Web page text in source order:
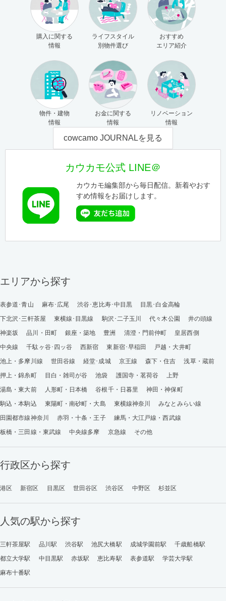
購入に関する
情報
ライフスタイル
別物件選び
おすすめ
エリア紹介
物件・建物
情報
お金に関する
情報
リノベーション
情報
cowcamo JOURNALを見る
カウカモ公式 LINE＠
カウカモ編集部から毎日配信。新着やおす
すめ情報をお届けします。
エリアから探す
表参道･青山 麻布･広尾 渋谷･恵比寿･中目黒
目黒･白金高輪
下北沢･三軒茶屋
東横線･目黒線 駒沢･二子玉川 代々木公園
井の頭線
神楽坂
品川・田町 銀座・築地 豊洲 清澄・門前仲町
皇居西側
中央線
千駄ヶ谷･四ッ谷 西新宿 東新宿･早稲田
戸越・大井町
池上・多摩川線
世田谷線 経堂･成城 京王線 森下・住吉
浅草・蔵前
押上・錦糸町
目白・雑司が谷 池袋 護国寺・茗荷谷
上野
湯島・東大前
人形町・日本橋 谷根千・日暮里
神田・神保町
駒込・本駒込
東陽町・南砂町・大島 東横線神奈川
みなとみらい線
田園都市線神奈川
赤羽・十条・王子
練馬・大江戸線・西武線
板橋・三田線・東武線
中央線多摩 京急線 その他
行政区から探す
港区 新宿区 目黒区 世田谷区 渋谷区 中野区 杉並区
人気の駅から探す
三軒茶屋駅 品川駅 渋谷駅 池尻大橋駅 成城学園前駅
千歳船橋駅
都立大学駅
中目黒駅 赤坂駅 恵比寿駅 表参道駅
学芸大学駅
麻布十番駅